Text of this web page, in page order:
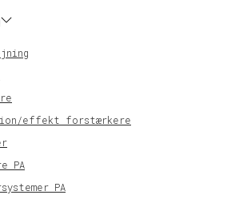
effekt forstærkere
PA
PA